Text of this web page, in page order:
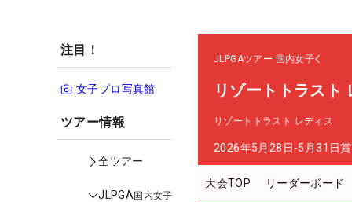
注目！
女子プロ写真館
ツアー情報
全ツアー
JLPGA国内女子
JLPGAツアー 国内女子
リゾートトラスト
リゾートトラスト レディス
2026年5月28日-5月31日
大会TOP リーダーボード